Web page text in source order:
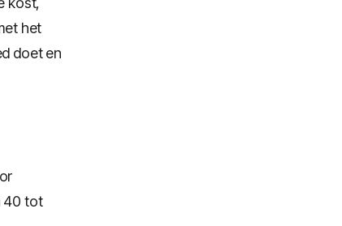
het
doet en
40 tot